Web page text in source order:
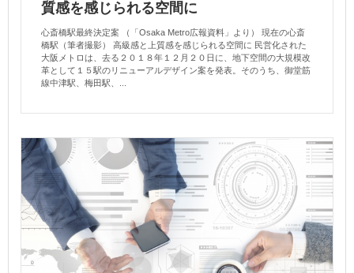
質感を感じられる空間に
心斎橋駅最終決定案 （「Osaka Metro広報資料」より） 現在の心斎
橋駅（筆者撮影） 高級感と上質感を感じられる空間に 民営化された
大阪メトロは、去る２０１８年１２月２０日に、地下空間の大規模改
革として１５駅のリニューアルデザイン案を発表。そのうち、御堂筋
線中津駅、梅田駅、...